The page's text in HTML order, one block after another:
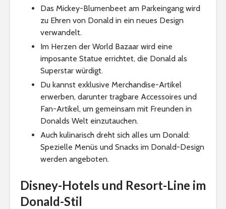
Das Mickey-Blumenbeet am Parkeingang wird
zu Ehren von Donald in ein neues Design
verwandelt.
Im Herzen der World Bazaar wird eine
imposante Statue errichtet, die Donald als
Superstar würdigt.
Du kannst exklusive Merchandise-Artikel
erwerben, darunter tragbare Accessoires und
Fan-Artikel, um gemeinsam mit Freunden in
Donalds Welt einzutauchen.
Auch kulinarisch dreht sich alles um Donald:
Spezielle Menüs und Snacks im Donald-Design
werden angeboten.
Disney-Hotels und Resort-Line im
Donald-Stil